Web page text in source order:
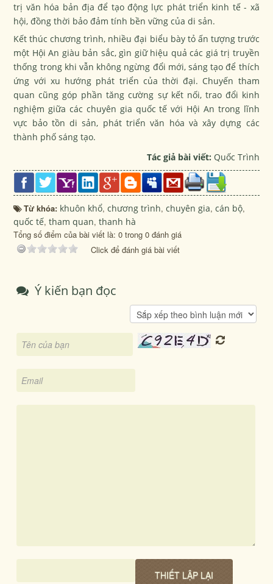
trị văn hóa bản địa để tạo động lực phát triển kinh tế - xã
hội, đồng thời bảo đảm tính bền vững của di sản.
Kết thúc chương trình, nhiều đại biểu bày tỏ ấn tượng trước
một Hội An giàu bản sắc, gìn giữ hiệu quả các giá trị truyền
thống trong khi vẫn không ngừng đổi mới, sáng tạo để thích
ứng với xu hướng phát triển của thời đại. Chuyến tham
quan cũng góp phần tăng cường sự kết nối, trao đổi kinh
nghiệm giữa các chuyên gia quốc tế với Hội An trong lĩnh
vực bảo tồn di sản, phát triển văn hóa và xây dựng các
thành phố sáng tạo.
Tác giả bài viết: Quốc Trình
Từ khóa: khuôn khổ,chương trình,chuyên gia,cán bộ,
quốc tế,tham quan,thanh hà
Tổng số điểm của bài viết là: 0 trong 0 đánh giá
Click để đánh giá bài viết
Ý kiến bạn đọc